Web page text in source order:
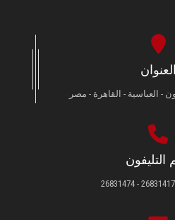
العنوان
- العباسية - القاهرة - مصر
التليفون